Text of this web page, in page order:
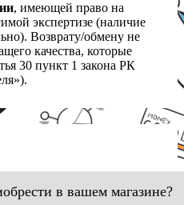
, имеющей право на
экспертизе (наличие
Возврату/обмену не
качества, которые
30 пункт 1 закона РК
в вашем магазине?